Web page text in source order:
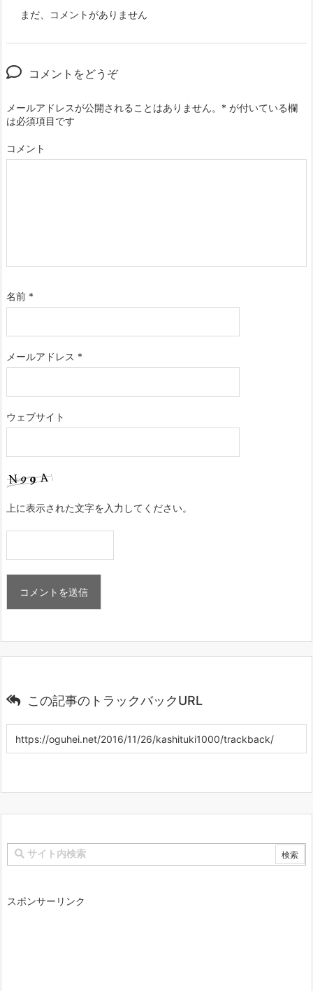
まだ、コメントがありません
コメントをどうぞ
メールアドレスが公開されることはありません。 * が付いている欄
は必須項目です
コメント
名前 *
メールアドレス *
ウェブサイト
上に表示された文字を入力してください。
この記事のトラックバックURL
スポンサーリンク